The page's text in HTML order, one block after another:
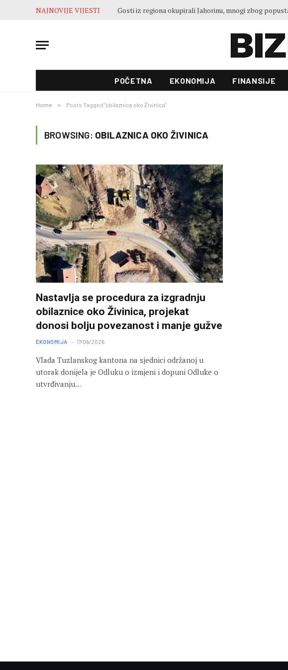
NAJNOVIJE VIJESTI
POČETNA EKONOMIJA FINANSIJE
Home » Posts Tagged "obilaznica oko Živinica"
BROWSING: OBILAZNICA OKO ŽIVINICA
Nastavlja se procedura za izgradnju
obilaznice oko Živinica, projekat
donosi bolju povezanost i manje gužve
EKONOMIJA 17/06/2026
Vlada Tuzlanskog kantona na sjednici održanoj u
utorak donijela je Odluku o izmjeni i dopuni Odluke o
utvrđivanju…